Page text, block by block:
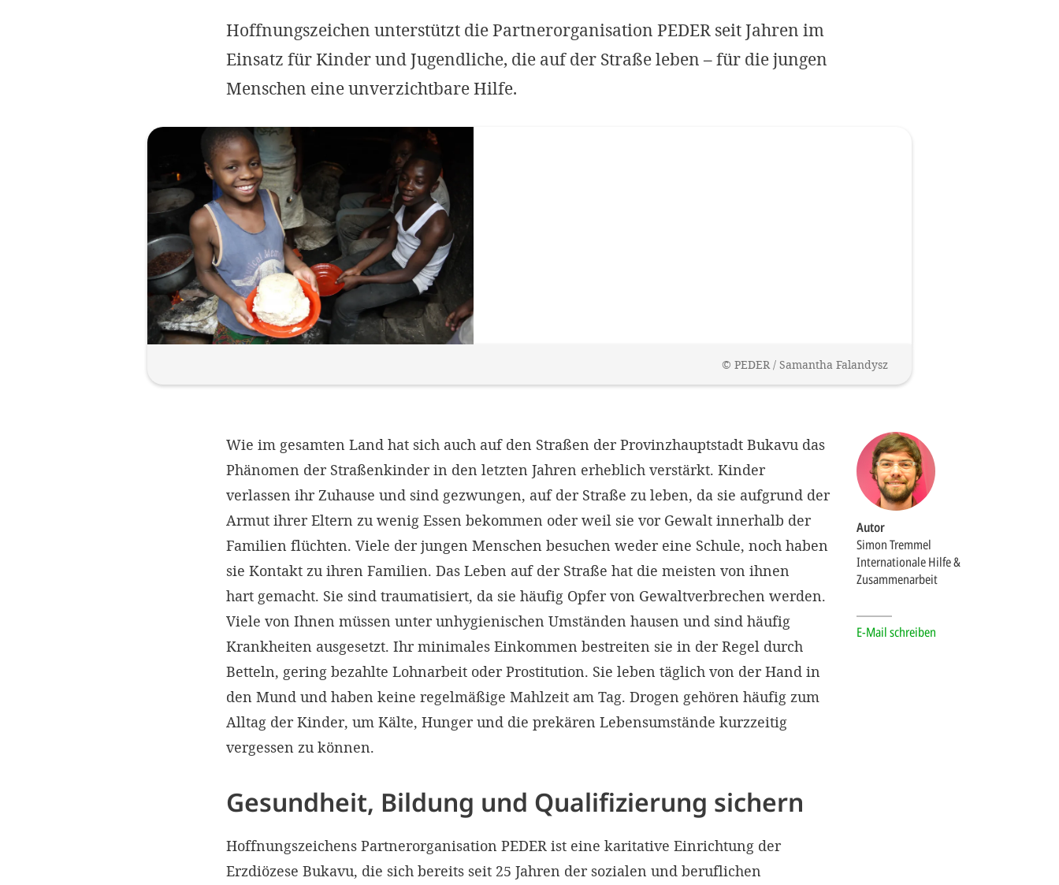
Hoffnungszeichen unterstützt die Partnerorganisation PEDER seit Jahren im
Einsatz für Kinder und Jugendliche, die auf der Straße leben – für die jungen
Menschen eine unverzichtbare Hilfe.
© PEDER / Samantha Falandysz
Autor
Simon Tremmel
Internationale Hilfe &
Zusammenarbeit
E-Mail schreiben
Wie im gesamten Land hat sich auch auf den Straßen der Provinzhauptstadt Bukavu das
Phänomen der Straßenkinder in den letzten Jahren erheblich verstärkt. Kinder
verlassen ihr Zuhause und sind gezwungen, auf der Straße zu leben, da sie aufgrund der
Armut ihrer Eltern zu wenig Essen bekommen oder weil sie vor Gewalt innerhalb der
Familien flüchten. Viele der jungen Menschen besuchen weder eine Schule, noch haben
sie Kontakt zu ihren Familien. Das Leben auf der Straße hat die meisten von ihnen
hart gemacht. Sie sind traumatisiert, da sie häufig Opfer von Gewaltverbrechen werden.
Viele von Ihnen müssen unter unhygienischen Umständen hausen und sind häufig
Krankheiten ausgesetzt. Ihr minimales Einkommen bestreiten sie in der Regel durch
Betteln, gering bezahlte Lohnarbeit oder Prostitution. Sie leben täglich von der Hand in
den Mund und haben keine regelmäßige Mahlzeit am Tag. Drogen gehören häufig zum
Alltag der Kinder, um Kälte, Hunger und die prekären Lebensumstände kurzzeitig
vergessen zu können.
Gesundheit, Bildung und Qualifizierung sichern
Hoffnungszeichens Partnerorganisation PEDER ist eine karitative Einrichtung der
Erzdiözese Bukavu, die sich bereits seit 25 Jahren der sozialen und beruflichen
OPTIONALE ABLEHNEN